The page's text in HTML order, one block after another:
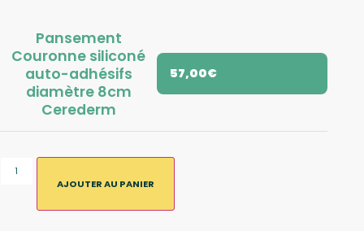
Pansement
Couronne siliconé
auto-adhésifs
diamètre 8cm
Cerederm
57,00€
AJOUTER AU PANIER